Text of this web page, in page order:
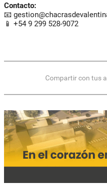
Contacto:
📧
📱 +54 9 299 528-9072
Compartir con tus